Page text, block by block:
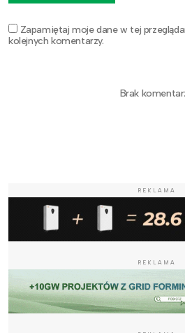
Zapamiętaj moje dane w tej
kolejnych komentarzy.
Brak
REKLAMA
REKLAMA